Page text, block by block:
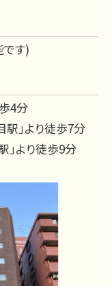
す)
4分
」より徒歩7分
より徒歩9分